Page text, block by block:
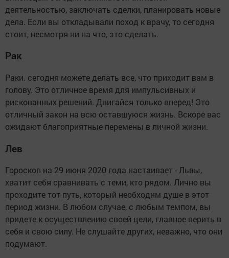
деятельностью, заключать сделки, планировать новые
дела. Если вы откладывали поход к врачу, то сегодня
стоит, несмотря ни на что, это сделать.
Рак
Раки. сегодня можете делать все, что приходит вам в
голову. Это отличное время для импульсивных и
рискованных решений. Двигайся только вперед! Это
отличный закон на всю оставшуюся жизнь. Вскоре вас
ожидают благоприятные перемены в личной жизни.
Лев
Гороскоп на 29 июня 2020 года настаивает - Львы,
хватит себя сравнивать с теми, кто рядом. Лично вы
проходите тот путь, который необходим душе в этот
период жизни. В любом случае, с любым темпом, вы
придете к осуществлению своей цели, главное верить в
себя и свою силу. Не слушайте других, неважно, что они
подумают.